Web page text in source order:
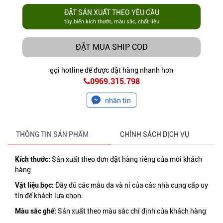
ĐẶT SẢN XUẤT THEO YÊU CẦU
tùy biến kích thước, màu sắc, chất liệu
ĐẶT MUA SHIP COD
gọi hotline để được đặt hàng nhanh hơn
0969.315.798
nhắn tin
THÔNG TIN SẢN PHẨM CHÍNH SÁCH DỊCH VỤ
Kích thước: Sản xuất theo đơn đặt hàng riêng của mỗi khách
hàng
Vật liệu bọc: Đầy đủ các mẫu da và nỉ của các nhà cung cấp uy
tín để khách lựa chọn.
Màu sắc ghế: Sản xuất theo màu sắc chỉ định của khách hàng